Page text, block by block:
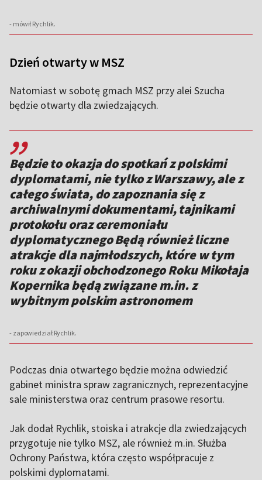
- mówił Rychlik.
Dzień otwarty w MSZ
Natomiast w sobotę gmach MSZ przy alei Szucha
będzie otwarty dla zwiedzających.
,,
Będzie to okazja do spotkań z polskimi
dyplomatami, nie tylko z Warszawy, ale z
całego świata, do zapoznania się z
archiwalnymi dokumentami, tajnikami
protokołu oraz ceremoniału
dyplomatycznego Będą również liczne
atrakcje dla najmłodszych, które w tym
roku z okazji obchodzonego Roku Mikołaja
Kopernika będą związane m.in. z
wybitnym polskim astronomem
- zapowiedział Rychlik.
Podczas dnia otwartego będzie można odwiedzić
gabinet ministra spraw zagranicznych, reprezentacyjne
sale ministerstwa oraz centrum prasowe resortu.
Jak dodał Rychlik, stoiska i atrakcje dla zwiedzających
przygotuje nie tylko MSZ, ale również m.in. Służba
Ochrony Państwa, która często współpracuje z
polskimi dyplomatami.